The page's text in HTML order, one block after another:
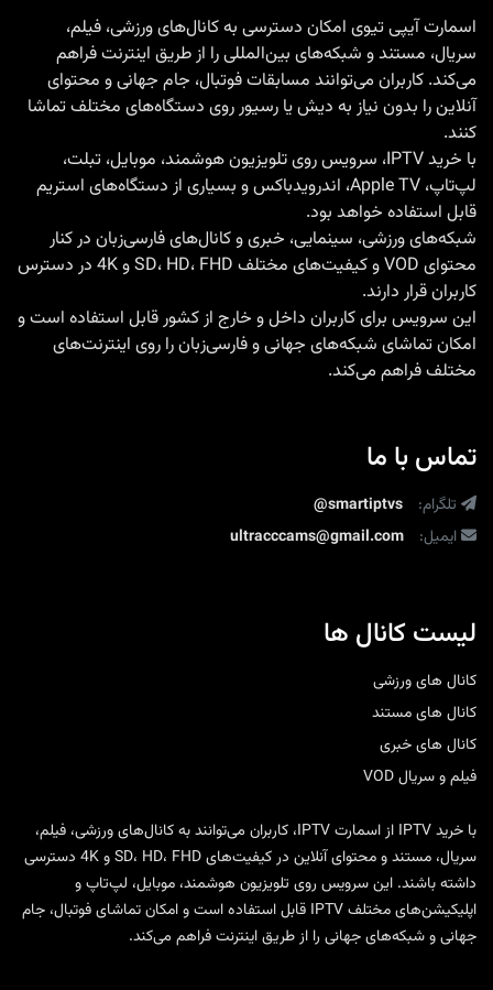
اسمارت آیپی تیوی امکان دسترسی به کانال‌های ورزشی، فیلم،
سریال، مستند و شبکه‌های بین‌المللی را از طریق اینترنت فراهم
می‌کند. کاربران می‌توانند مسابقات فوتبال، جام جهانی و محتوای
آنلاین را بدون نیاز به دیش یا رسیور روی دستگاه‌های مختلف تماشا
کنند.
با خرید IPTV
، سرویس روی تلویزیون هوشمند، موبایل، تبلت،
لپ‌تاپ، Apple TV، اندرویدباکس و بسیاری از دستگاه‌های استریم
قابل استفاده خواهد بود.
شبکه‌های ورزشی، سینمایی، خبری و کانال‌های فارسی‌زبان در کنار
محتوای VOD و کیفیت‌های مختلف SD، HD، FHD و 4K در دسترس
کاربران قرار دارند.
این سرویس برای کاربران داخل و خارج از کشور قابل استفاده است و
امکان تماشای شبکه‌های جهانی و فارسی‌زبان را روی اینترنت‌های
مختلف فراهم می‌کند.
تماس با ما
تلگرام:
@smartiptvs
ایمیل:
ultracccams@gmail.com
لیست کانال ها
کانال های ورزشی
کانال های مستند
کانال های خبری
فیلم و سریال VOD
با خرید IPTV ازاسمارت IPTV
، کاربران می‌توانند به کانال‌های ورزشی، فیلم،
سریال، مستند و محتوای آنلاین در کیفیت‌های SD، HD، FHD و 4K دسترسی
داشته باشند. این سرویس روی تلویزیون هوشمند، موبایل، لپ‌تاپ و
اپلیکیشن‌های مختلف IPTV قابل استفاده است و امکان تماشای فوتبال، جام
جهانی و شبکه‌های جهانی را از طریق اینترنت فراهم می‌کند.